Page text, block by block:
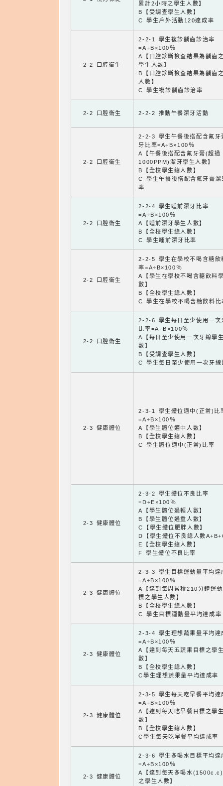
累計2小時之學生人數】
B【受調查學生人數】
C 學生戶外活動120達成率
2-2 口腔衛生
2-2-1 學生複診齲齒診治率
=A÷B×100％
A【口腔診斷檢查結果為齲齒
學生人數】
B【口腔診斷檢查結果為齲齒
人數】
C 學生複診齲齒診治率
2-2 口腔衛生 2-2-2 推動午餐潔牙活動
2-2 口腔衛生
2-2-3 學生午餐後搭配含氟牙
牙比率=A÷B×100％
A【午餐後搭配含氟牙膏(超過
1000PPM)潔牙學生人數】
B【全校學生總人數】
C 學生午餐後搭配含氟牙膏潔
率
2-2 口腔衛生
2-2-4 學生睡前潔牙比率
=A÷B×100％
A【睡前潔牙學生人數】
B【全校學生總人數】
C 學生睡前潔牙比率
2-2 口腔衛生
2-2-5 學生在學校不喝含糖飲
率=A÷B×100％
A【學生在學校不喝含糖飲料
數】
B【全校學生總人數】
C 學生在學校不喝含糖飲料比
2-2 口腔衛生
2-2-6 學生每日至少使用一次
比率=A÷B×100％
A【每日至少使用一次牙線學
數】
B【受調查學生人數】
C 學生每日至少使用一次牙線
2-3 健康體位
2-3-1 學生體位適中(正常)比
=A÷B×100％
A【學生體位適中人數】
B【全校學生總人數】
C 學生體位適中(正常)比率
2-3 健康體位
2-3-2 學生體位不良比率
=D÷E×100％
A【學生體位過輕人數】
B【學生體位過重人數】
C【學生體位肥胖人數】
D【學生體位不良總人數
E【全校學生總人數】
F 學生體位不良比率
2-3 健康體位
2-3-3 學生目標運動量平均達
=A÷B×100％
A【達到每周累積210分鐘運
標之學生人數】
B【全校學生總人數】
C 學生目標運動量平均達成率
2-3 健康體位
2-3-4 學生理想蔬果量平均達
=A÷B×100％
A【達到每天五蔬果目標之學
數】
B【全校學生總人數】
C學生理想蔬果量平均達成率
2-3 健康體位
2-3-5 學生每天吃早餐平均達
=A÷B×100％
A【達到每天吃早餐目標之學
數】
B【全校學生總人數】
C學生每天吃早餐平均達成率
2-3 健康體位
2-3-6 學生多喝水目標平均達
=A÷B×100％
A【達到每天多喝水
之學生人數】